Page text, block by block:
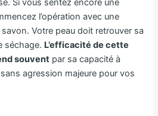
Si vous sentez encore une
l’opération avec une
Votre peau doit retrouver sa
séchage. L’efficacité de cette
souvent par sa capacité à
agression majeure pour vos